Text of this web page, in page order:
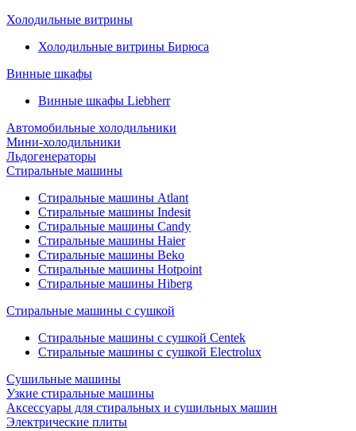
Холодильные витрины
Холодильные витрины Бирюса
Винные шкафы
Винные шкафы Liebherr
Автомобильные холодильники
Мини-холодильники
Льдогенераторы
Стиральные машины
Стиральные машины Atlant
Стиральные машины Indesit
Стиральные машины Candy
Стиральные машины Haier
Стиральные машины Beko
Стиральные машины Hotpoint
Стиральные машины Hiberg
Стиральные машины с сушкой
Стиральные машины с сушкой Centek
Стиральные машины с сушкой Electrolux
Сушильные машины
Узкие стиральные машины
Аксессуары для стиральных и сушильных машин
Электрические плиты